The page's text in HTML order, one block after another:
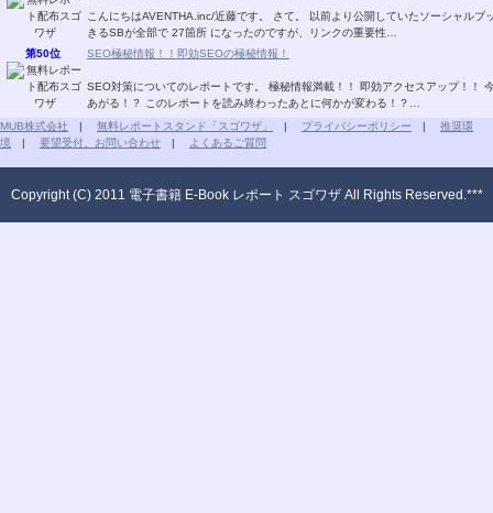
こんにちはAVENTHA.inc/近藤です。 さて。 以前より公開していたソーシャルブックマークソフトがバージョンアップしました。 登録で
きるSBが全部で 27箇所 になったのですが、リンクの重要性…
第50位
SEO極秘情報！！即効SEOの極秘情報！
SEO対策についてのレポートです。 極秘情報満載！！ 即効アクセスアップ！！ 今すぐSEO対策！！ グーグルページランクもどんどん
あがる！？ このレポートを読み終わったあとに何かが変わる！？…
MUB株式会社 | 無料レポートスタンド「スゴワザ」 | プライバシーポリシー | 推奨環
境 | 要望受付、お問い合わせ | よくあるご質問
Copyright (C) 2011 電子書籍 E-Book レポート スゴワザ All Rights Reserved.***